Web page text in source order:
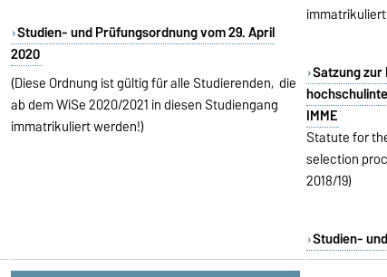
Studien- und Prüfungsordnung vom 29. April
2020
(Diese Ordnung ist gültig für alle Studierenden, die
ab dem WiSe 2020/2021 in diesen Studiengang
immatrikuliert werden!)
Satzung
IMME
Statute for
selection
2018/19)
Studien-